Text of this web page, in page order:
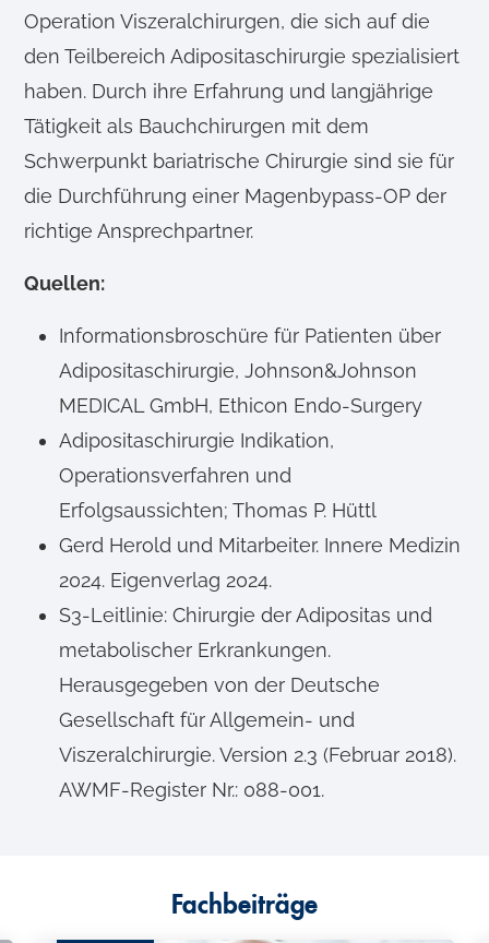
Operation Viszeralchirurgen, die sich auf die
den Teilbereich Adipositaschirurgie spezialisiert
haben. Durch ihre Erfahrung und langjährige
Tätigkeit als Bauchchirurgen mit dem
Schwerpunkt bariatrische Chirurgie sind sie für
die Durchführung einer Magenbypass-OP der
richtige Ansprechpartner.
Quellen:
Informationsbroschüre für Patienten über
Adipositaschirurgie, Johnson&Johnson
MEDICAL GmbH, Ethicon Endo-Surgery
Adipositaschirurgie Indikation,
Operationsverfahren und
Erfolgsaussichten; Thomas P. Hüttl
Gerd Herold und Mitarbeiter. Innere Medizin
2024. Eigenverlag 2024.
S3-Leitlinie: Chirurgie der Adipositas und
metabolischer Erkrankungen.
Herausgegeben von der Deutsche
Gesellschaft für Allgemein- und
Viszeralchirurgie. Version 2.3 (Februar 2018).
AWMF-Register Nr.: 088-001.
Fachbeiträge